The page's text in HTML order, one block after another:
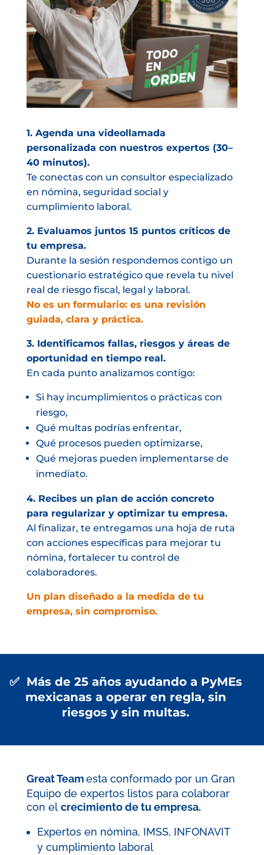
1. Agenda una videollamada
personalizada con nuestros expertos (30–
40 minutos).
Te conectas con un consultor especializado
en nómina, seguridad social y
cumplimiento laboral.
2. Evaluamos juntos 15 puntos críticos de
tu empresa.
Durante la sesión respondemos contigo un
cuestionario estratégico que revela tu nivel
real de riesgo fiscal, legal y laboral.
No es un formulario: es una revisión
guiada, clara y práctica.
3. Identificamos fallas, riesgos y áreas de
oportunidad en tiempo real.
En cada punto analizamos contigo:
Si hay incumplimientos o prácticas con
riesgo,
Qué multas podrías enfrentar,
Qué procesos pueden optimizarse,
Qué mejoras pueden implementarse de
inmediato.
4. Recibes un plan de acción concreto
para regularizar y optimizar tu empresa.
Al finalizar, te entregamos una hoja de ruta
con acciones específicas para mejorar tu
nómina, fortalecer tu control de
colaboradores.
Un plan diseñado a la medida de tu
empresa, sin compromiso.
✅ Más de 25 años ayudando a PyMEs
mexicanas a operar en regla, sin
riesgos y sin multas.
Great Teamesta conformado por un Gran
Equipo de expertos listos para colaborar
con el crecimiento de tu empresa.
Expertos en nómina, IMSS, INFONAVIT
y cumplimiento laboral